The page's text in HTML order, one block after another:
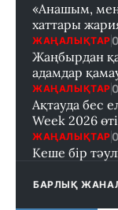
«Анашым,
хаттары
ЖАҢАЛЫҚТАР
Жаңбырдан
адамдар
ЖАҢАЛЫҚТАР
Ақтауда бес
Week 2026
ЖАҢАЛЫҚТАР
Кеше бір
БАРЛЫҚ